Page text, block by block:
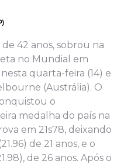
42 anos, sobrou na
no Mundial em
quarta-feira (14) e
(Austrália). O
o
medalha do país na
em 21s78, deixando
de 21 anos, e o
de 26 anos. Após o